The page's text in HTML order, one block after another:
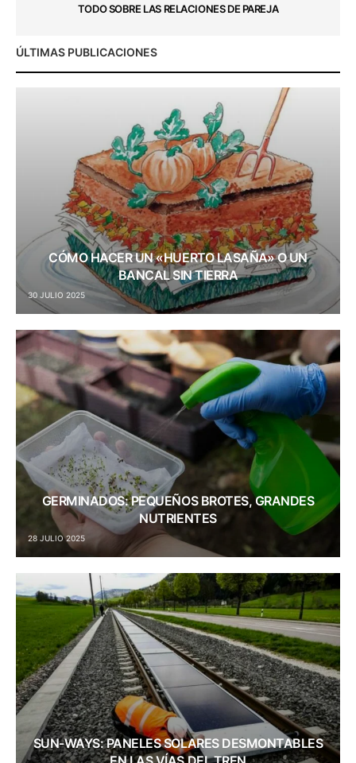
TODO SOBRE LAS RELACIONES DE PAREJA
ÚLTIMAS PUBLICACIONES
CÓMO HACER UN «HUERTO LASAÑA» O UN
BANCAL SIN TIERRA
30 JULIO 2025
GERMINADOS: PEQUEÑOS BROTES, GRANDES
NUTRIENTES
28 JULIO 2025
SUN-WAYS: PANELES SOLARES DESMONTABLES